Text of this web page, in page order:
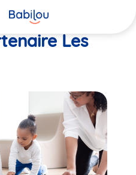
Les